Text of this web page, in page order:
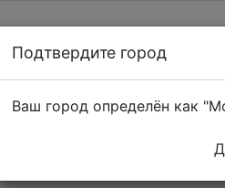
в 1-к квартире
Подтвердите город
Ваш город определён как